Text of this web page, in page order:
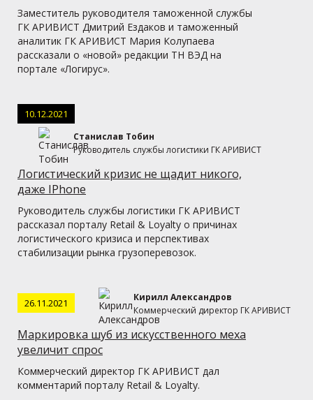
Заместитель руководителя таможенной службы
ГК АРИВИСТ Дмитрий Ездаков и таможенный
аналитик ГК АРИВИСТ Мария Колупаева
рассказали о «новой» редакции ТН ВЭД на
портале «Логирус».
10.12.2021
Станислав Тобин
Руководитель службы логистики ГК АРИВИСТ
Логистический кризис не щадит никого,
даже IPhone
Руководитель службы логистики ГК АРИВИСТ
рассказал порталу Retail & Loyalty о причинах
логистического кризиса и перспективах
стабилизации рынка грузоперевозок.
26.11.2021
Кирилл Александров
Коммерческий директор ГК АРИВИСТ
Маркировка шуб из искусственного меха
увеличит спрос
Коммерческий директор ГК АРИВИСТ дал
комментарий порталу Retail & Loyalty.